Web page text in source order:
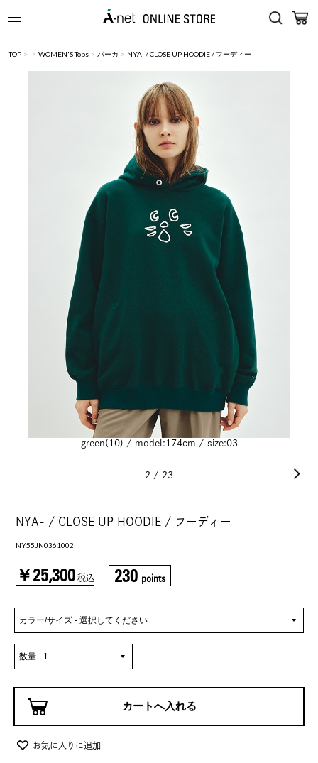
TOP > > WOMEN'S Tops > パーカ > NYA- / CLOSE UP HOODIE / フーディー
green(10) / model:174cm / size:03
2 / 23
NYA- / CLOSE UP HOODIE / フーディー
NY55JN0361002
￥25,300 税込 230 points
お気に入りに追加